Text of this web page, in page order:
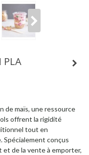
PLA
de maïs, une ressource
offrent la rigidité
tout en
Spécialement conçus
de la vente à emporter,